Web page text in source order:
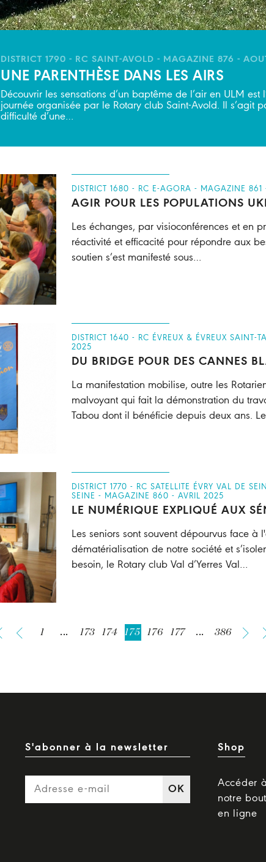
DISTRICT 1790 - RC SAINT-AVOLD - MAGAZINE 876 -
UNE PARENTHÈSE DANS LES AIRS
Découvrir les sensations d’un baptême de l’air en ULM est
journée organisée par le Rotary club Saint-Avold. Il s’agit
difficulté d’une…
DISTRICT 1680 - RC E-AGORA - MAGAZINE
AGIR POUR LES POPULATIONS
Les échanges, par visioconférences et en
réactivité et efficacité pour répondre aux
soutien s’est manifesté sous…
DISTRICT 1640 - RC ÉVREUX & ÉVREUX
2025
DU BRIDGE POUR DES CANNES
La manifestation mobilise, outre les
malvoyant qui fait la démonstration du
Tabou dont il bénéficie depuis deux ans.
DISTRICT 1770 - RC SATELLITE ÉVRY VAL DE
SEINE - MAGAZINE 860 - AVRIL 2025
LE NUMÉRIQUE EXPLIQUÉ AUX
Les seniors sont souvent dépourvus face à
dématérialisation de notre société et
besoin, le Rotary club Val d’Yerres Val…
1 ... 173 174 175 176 177 ... 386
S'abonner à la newsletter
OK
Shop
Accéder à
notre
en ligne